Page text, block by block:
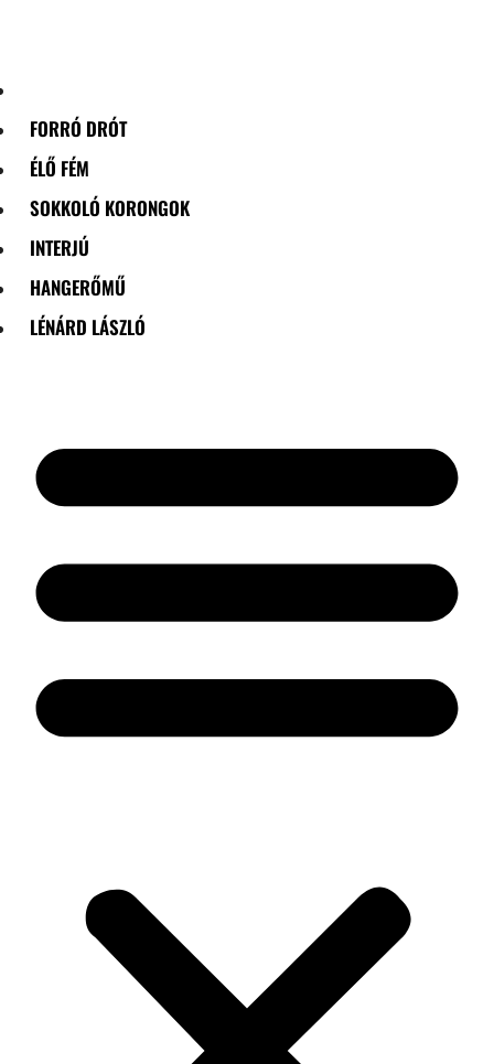
FORRÓ DRÓT
ÉLŐ FÉM
SOKKOLÓ KORONGOK
INTERJÚ
HANGERŐMŰ
LÉNÁRD LÁSZLÓ